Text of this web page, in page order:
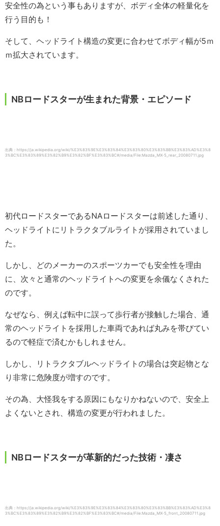
安全性の為という事もありますが、ボディ全体の軽量化を
行う目的も！
そして、ヘッドライト構造の変更に合わせてボディ幅が5ｍ
ｍ拡大されています。
NBロードスターが生まれた背景・エピソード
出典：https://ja.wikipedia.org/wiki/%E3%83%9E%E3%83%84%E3%83%80%E3%83%BB%E3%83%AD%E3%8
3%BC%E3%83%89%E3%82%B9%E3%82%BF%E3%83%BC#/media/File:Mazda_MX-5_rear_20080711.jpg
初代ロードスターであるNAロードスターは前述した通り、
ヘッドライトにリトラクタブルライトが採用されていまし
た。
しかし、どのメーカーのスポーツカーでも安全性を理由
に、次々と通常のヘッドライトへの変更を余儀なくされた
のです。
なぜなら、例えば転中に誤って歩行者が接触した場合、通
常のヘッドライトを採用した車両であれば丸みを帯びてい
るので軽症で済むかもしれません。
しかし、リトラクタブルヘッドライトの場合は突起物とな
り非常に危険度が増すのです。
その為、大怪我をする原因にもなりかねないので、安全上
よくないとされ、構造の変更が行われました。
NBロードスターが革新的だった技術・凄さ
出典：https://ja.wikipedia.org/wiki/%E3%83%9E%E3%83%84%E3%83%80%E3%83%BB%E3%83%AD%E3%8
3%BC%E3%83%89%E3%82%B9%E3%82%BF%E3%83%BC#/media/File:Mazda_MX-5_front_20080711.jpg